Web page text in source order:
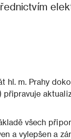
hl. m. Prahy
připravuje
všech
a vylepšen a